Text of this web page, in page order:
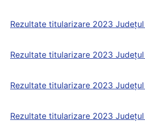
Rezultate titularizare 2023
Rezultate titularizare 2023
Rezultate titularizare 2023
Rezultate titularizare 2023